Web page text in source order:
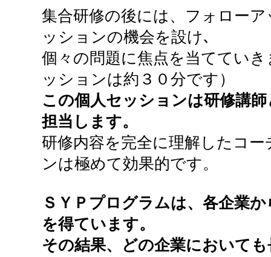
集合研修の後には、フォロー
ッションの機会を設け､
個々の問題に焦点を当ててい
ッションは約３０分です）
この個人セッションは研修講
担当します。
研修内容を完全に理解したコ
ンは極めて効果的です。
ＳＹＰプログラムは、各企業
を得ています。
その結果、どの企業において